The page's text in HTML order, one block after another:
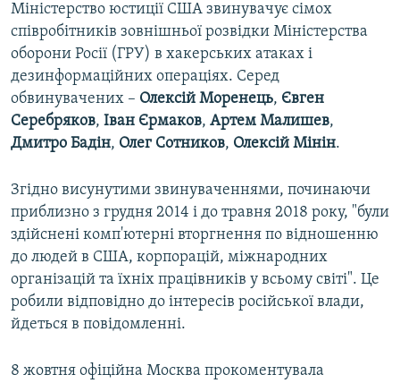
Міністерство юстиції США звинувачує сімох
співробітників зовнішньої розвідки Міністерства
оборони Росії (ГРУ) в хакерських атаках і
дезинформаційних операціях. Серед
обвинувачених – Олексій Моренець, Євген
Серебряков, Іван Єрмаков, Артем Малишев,
Дмитро Бадін, Олег Сотников, Олексій Мінін.
Згідно висунутими звинуваченнями, починаючи
приблизно з грудня 2014 і до травня 2018 року, "були
здійснені комп'ютерні вторгнення по відношенню
до людей в США, корпорацій, міжнародних
організацій та їхніх працівників у всьому світі". Це
робили відповідно до інтересів російської влади,
йдеться в повідомленні.
8 жовтня офіційна Москва прокоментувала